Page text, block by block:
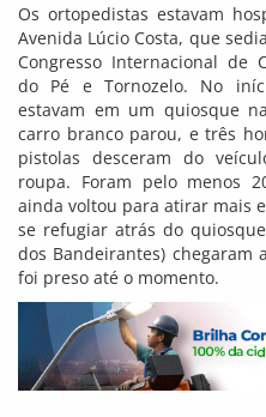
Os ortopedistas estavam
Avenida Lúcio Costa, que
Congresso Internacional de
do Pé e Tornozelo. No
estavam em um quiosque
carro branco parou, e três
pistolas desceram do
roupa. Foram pelo menos
ainda voltou para atirar mais
se refugiar atrás do
dos Bandeirantes) chegaram
foi preso até o momento.